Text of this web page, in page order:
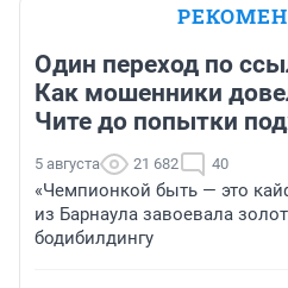
Один переход по
Как мошенники
Чите до попытки
5 августа 21 682 40
«Чемпионкой быть — это
из Барнаула завоевала
бодибилдингу